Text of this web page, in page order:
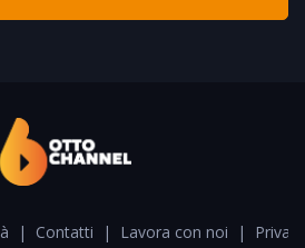
| Contatti | Lavora con noi |